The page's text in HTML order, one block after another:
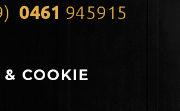
0461 945915
COOKIE